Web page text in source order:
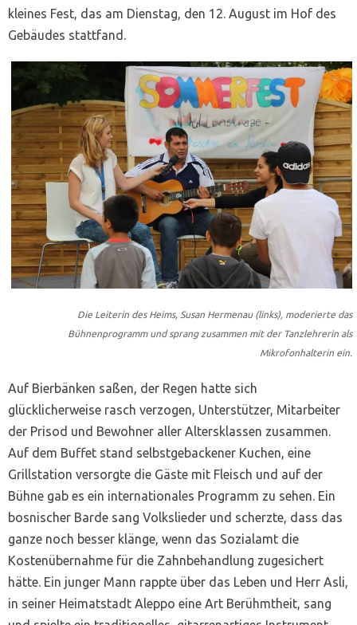
kleines Fest, das am Dienstag, den 12. August im Hof des
Gebäudes stattfand.
Die Leiterin des Heims, Susan Hermenau (links), moderierte das
Bühnenprogramm und sprang zusammen mit der Tanzlehrerin als
Mikrofonhalterin ein.
Auf Bierbänken saßen, der Regen hatte sich
glücklicherweise rasch verzogen, Unterstützer, Mitarbeiter
der Prisod und Bewohner aller Altersklassen zusammen.
Auf dem Buffet stand selbstgebackener Kuchen, eine
Grillstation versorgte die Gäste mit Fleisch und auf der
Bühne gab es ein internationales Programm zu sehen. Ein
bosnischer Barde sang Volkslieder und scherzte, dass das
ganze noch besser klänge, wenn das Sozialamt die
Kostenübernahme für die Zahnbehandlung zugesichert
hätte. Ein junger Mann rappte über das Leben und Herr Asli,
in seiner Heimatstadt Aleppo eine Art Berühmtheit, sang